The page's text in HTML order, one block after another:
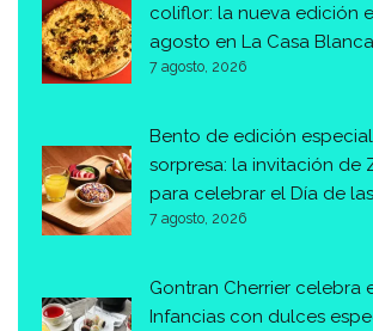
coliflor: la nueva edición
agosto en La Casa
7 agosto, 2026
Bento de edición
sorpresa: la invitación de
para celebrar el Día de
7 agosto, 2026
Gontran Cherrier celebra
Infancias con dulces